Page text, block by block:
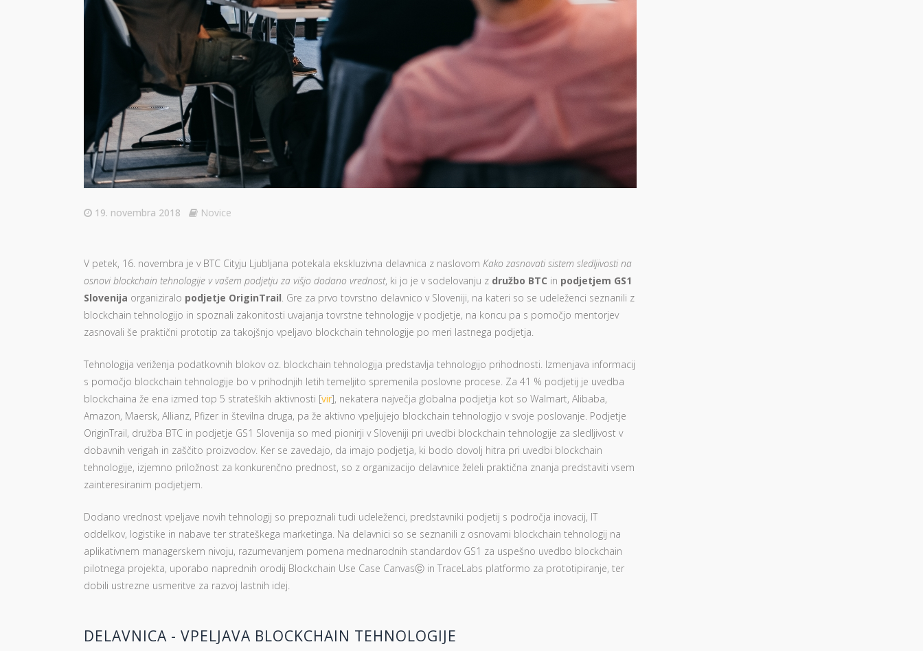
19. novembra 2018 Novice
V petek, 16. novembra je v BTC Cityju Ljubljana potekala ekskluzivna delavnica z naslovom Kako zasnovati sistem sledljivosti na
osnovi blockchain tehnologije v vašem podjetju za višjo dodano vrednost, ki jo je v sodelovanju z družbo BTC in podjetjem GS1
Slovenija organiziralo podjetje OriginTrail. Gre za prvo tovrstno delavnico v Sloveniji, na kateri so se udeleženci seznanili z
blockchain tehnologijo in spoznali zakonitosti uvajanja tovrstne tehnologije v podjetje, na koncu pa s pomočjo mentorjev
zasnovali še praktični prototip za takojšnjo vpeljavo blockchain tehnologije po meri lastnega podjetja.
Tehnologija veriženja podatkovnih blokov oz. blockchain tehnologija predstavlja tehnologijo prihodnosti. Izmenjava informacij
s pomočjo blockchain tehnologije bo v prihodnjih letih temeljito spremenila poslovne procese. Za 41 % podjetij je uvedba
blockchaina že ena izmed top 5 strateških aktivnosti [vir], nekatera največja globalna podjetja kot so Walmart, Alibaba,
Amazon, Maersk, Allianz, Pfizer in številna druga, pa že aktivno vpeljujejo blockchain tehnologijo v svoje poslovanje. Podjetje
OriginTrail, družba BTC in podjetje GS1 Slovenija so med pionirji v Sloveniji pri uvedbi blockchain tehnologije za sledljivost v
dobavnih verigah in zaščito proizvodov. Ker se zavedajo, da imajo podjetja, ki bodo dovolj hitra pri uvedbi blockchain
tehnologije, izjemno priložnost za konkurenčno prednost, so z organizacijo delavnice želeli praktična znanja predstaviti vsem
zainteresiranim podjetjem.
Dodano vrednost vpeljave novih tehnologij so prepoznali tudi udeleženci, predstavniki podjetij s področja inovacij, IT
oddelkov, logistike in nabave ter strateškega marketinga. Na delavnici so se seznanili z osnovami blockchain tehnologij na
aplikativnem managerskem nivoju, razumevanjem pomena mednarodnih standardov GS1 za uspešno uvedbo blockchain
pilotnega projekta, uporabo naprednih orodij Blockchain Use Case Canvasⓒ in TraceLabs platformo za prototipiranje, ter
dobili ustrezne usmeritve za razvoj lastnih idej.
DELAVNICA - VPELJAVA BLOCKCHAIN TEHNOLOGIJE